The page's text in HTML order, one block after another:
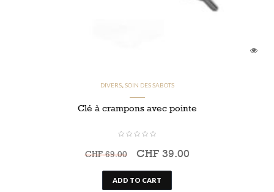
DIVERS,SOIN DES SABOTS
Clé à crampons avec pointe
CHF69.00 CHF39.00
ADD TO CART